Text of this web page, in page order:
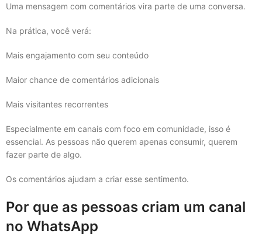
Uma mensagem com comentários vira parte de uma conversa.
Na prática, você verá:
Mais engajamento com seu conteúdo
Maior chance de comentários adicionais
Mais visitantes recorrentes
Especialmente em canais com foco em comunidade, isso é
essencial. As pessoas não querem apenas consumir, querem
fazer parte de algo.
Os comentários ajudam a criar esse sentimento.
Por que as pessoas criam um canal
no WhatsApp